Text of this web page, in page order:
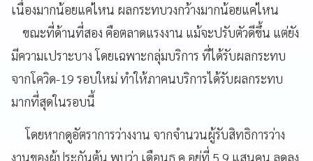
เนื่องมากน้อยแค่ไหน ผลกระทบวงกว้างมากน้อยแค่ไหน
ขณะที่ด้านที่สอง คือตลาดแรงงาน แม้จะปรับตัวดีขึ้น แต่ยัง
มีความเปราะบาง โดยเฉพาะกลุ่มบริการ ที่ได้รับผลกระทบ
จากโควิด-19 รอบใหม่ ทำให้ภาคนบริการได้รับผลกระทบ
มากที่สุดในรอบนี้
โดยหากดูอัตราการว่างงาน จากจำนวนผู้รับสิทธิการว่าง
งานของผู้ประกันต้น พบว่า เดือนธ.ค.อยู่ที่ 5.9 แสนคน ลดลง